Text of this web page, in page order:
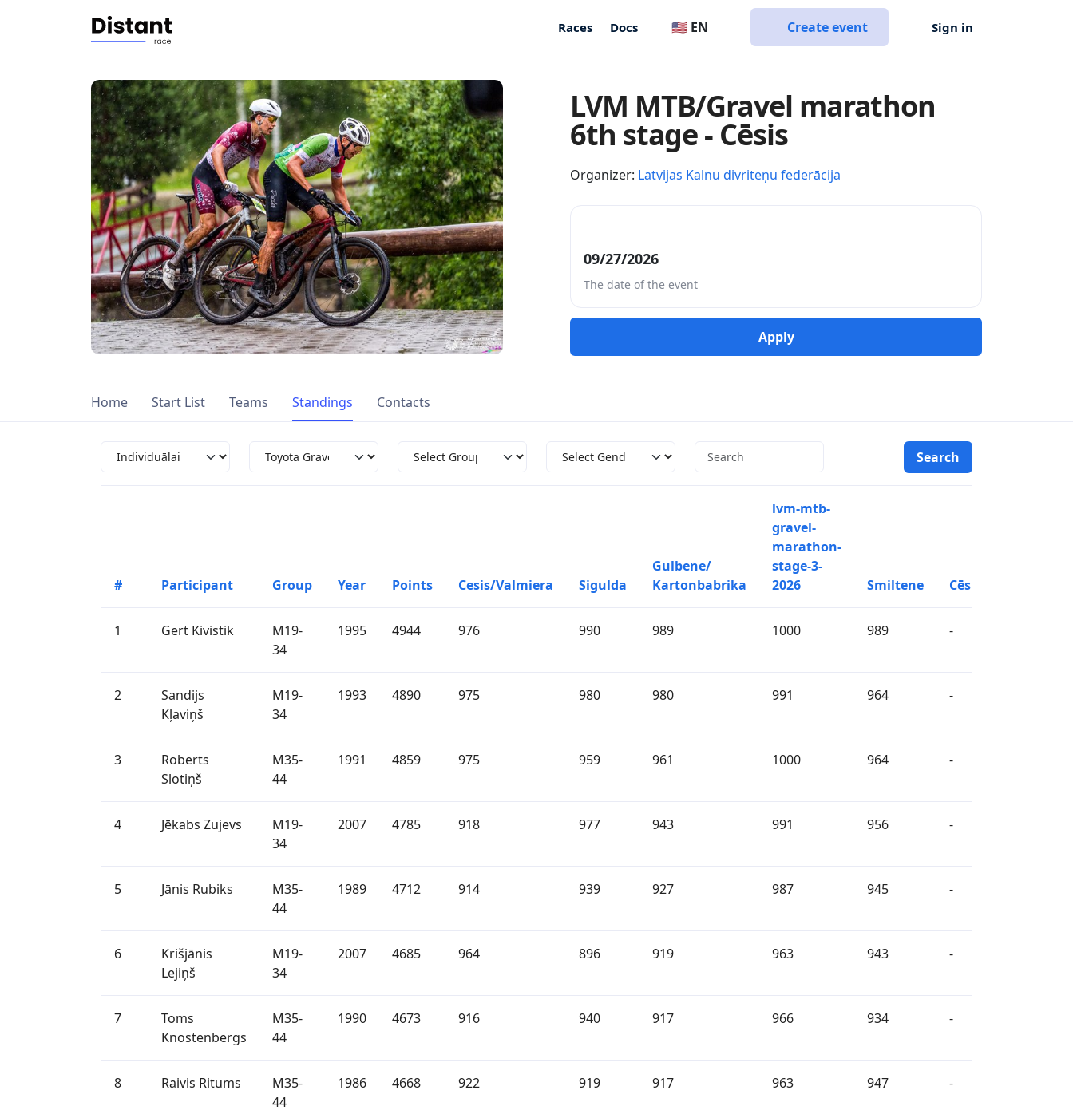
Races Docs 🇺🇸 EN Create event Sign in
LVM MTB/Gravel marathon
6th stage - Cēsis
Organizer: Latvijas Kalnu divriteņu federācija
09/27/2026
The date of the event
Apply
Home Start List Teams Standings Contacts
# Participant Group Year Points Cesis/Valmiera Sigulda
Gulbene/
Kartonbabrika
lvm-mtb-
gravel-
marathon-
stage-3-
2026
Smiltene Cēsis
1 Gert Kivistik
M19-
34
1995 4944 976 990 989 1000 989 -
2
Sandijs
Kļaviņš
M19-
34
1993 4890 975 980 980 991 964 -
3
Roberts
Slotiņš
M35-
44
1991 4859 975 959 961 1000 964 -
4 Jēkabs Zujevs
M19-
34
2007 4785 918 977 943 991 956 -
5 Jānis Rubiks
M35-
44
1989 4712 914 939 927 987 945 -
6
Krišjānis
Lejiņš
M19-
34
2007 4685 964 896 919 963 943 -
7
Toms
Knostenbergs
M35-
44
1990 4673 916 940 917 966 934 -
8 Raivis Ritums
M35-
44
1986 4668 922 919 917 963 947 -